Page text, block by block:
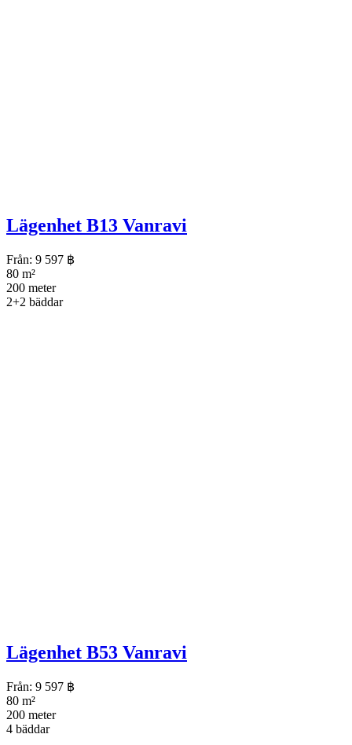
Lägenhet B13 Vanravi
Från: 9 597 ฿
80 m²
200 meter
2+2 bäddar
Lägenhet B53 Vanravi
Från: 9 597 ฿
80 m²
200 meter
4 bäddar